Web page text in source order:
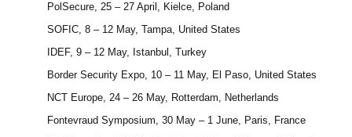
PolSecure, 25 – 27 April, Kielce, Poland
SOFIC, 8 – 12 May, Tampa, United States
IDEF, 9 – 12 May, Istanbul, Turkey
Border Security Expo, 10 – 11 May, El Paso, United States
NCT Europe, 24 – 26 May, Rotterdam, Netherlands
Fontevraud Symposium, 30 May – 1 June, Paris, France